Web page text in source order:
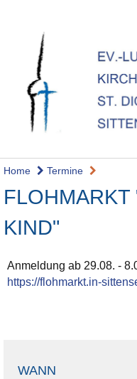
Home Termine
KIND"
Anmeldung ab 29.08. -
https://flohmarkt.in-
WANN